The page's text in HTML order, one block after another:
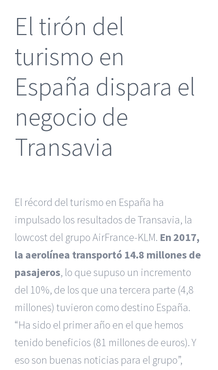
El tirón del
turismo en
España dispara el
negocio de
Transavia
El récord del turismo en España ha
impulsado los resultados de Transavia, la
lowcost del grupo AirFrance-KLM. En 2017,
la aerolínea transportó 14.8 millones de
pasajeros, lo que supuso un incremento
del 10%, de los que una tercera parte (4,8
millones) tuvieron como destino España.
“Ha sido el primer año en el que hemos
tenido beneficios (81 millones de euros). Y
eso son buenas noticias para el grupo”,